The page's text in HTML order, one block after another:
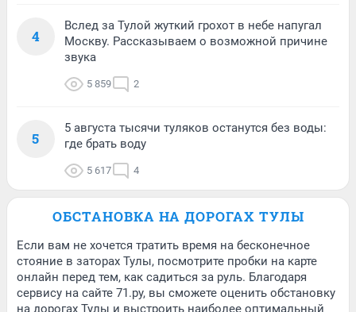
4
Вслед за Тулой жуткий грохот в небе напугал
Москву. Рассказываем о возможной причине
звука
5 859 2
5
5 августа тысячи туляков останутся без воды:
где брать воду
5 617 4
ОБСТАНОВКА НА ДОРОГАХ ТУЛЫ
Если вам не хочется тратить время на бесконечное
стояние в заторах Тулы, посмотрите пробки на карте
онлайн перед тем, как садиться за руль. Благодаря
сервису на сайте 71.ру, вы сможете оценить обстановку
на дорогах Тулы и выстроить наиболее оптимальный